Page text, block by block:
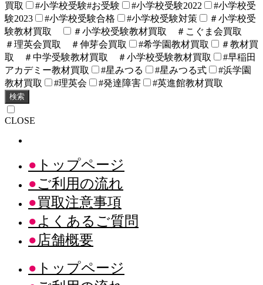
買取
#小学校受験#お受験 #小学校受験2022
#小学校受
験2023
#小学校受験合格 #小学校受験対策
＃小学校受
験教材買取
＃小学校受験教材買取 ＃こぐま会買取
＃理英会買取 ＃伸芽会買取
#希学園教材買取
＃教材買
取 ＃中学受験教材買取 ＃小学校受験教材買取
#早稲田
アカデミー教材買取
#星みつる #星みつる式
#浜学園
教材買取
#理英会 #発達障害 #英進館教材買取
検索
CLOSE
トップページ
ご利用の流れ
買取注意事項
よくあるご質問
店舗概要
トップページ